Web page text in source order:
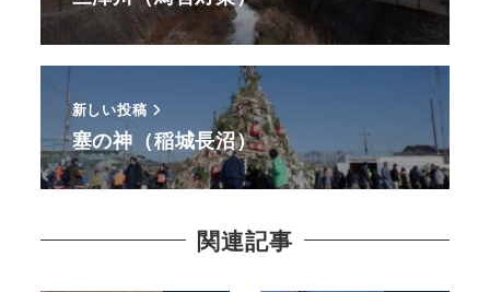
新しい投稿
塞の神（稲城長沼）
関連記事